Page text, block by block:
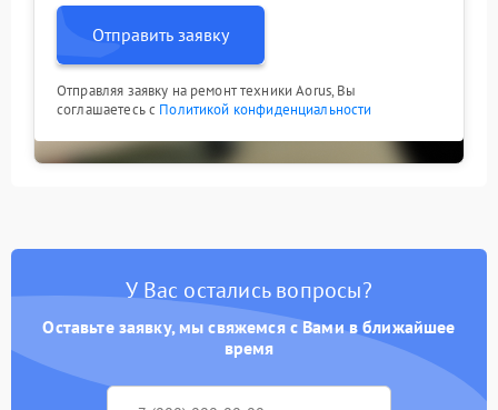
Отправить заявку
Отправляя заявку на ремонт техники Aorus, Вы
соглашаетесь с Политикой конфиденциальности
У Вас остались вопросы?
Оставьте заявку, мы свяжемся с Вами в ближайшее
время